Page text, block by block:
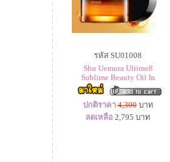
รหัส SU01008
Shu Uemura Ultime8
Sublime Beauty Oil In
ปกติราคา 4,300บาท
ลดเหลือ 2,795 บาท